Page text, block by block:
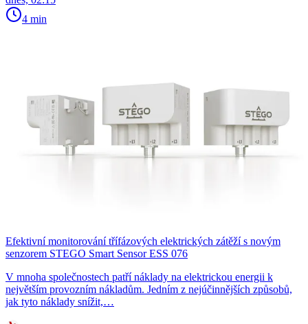
4 min
Efektivní monitorování třífázových elektrických zátěží s novým
senzorem STEGO Smart Sensor ESS 076
V mnoha společnostech patří náklady na elektrickou energii k
největším provozním nákladům. Jedním z nejúčinnějších způsobů,
jak tyto náklady snížit,…